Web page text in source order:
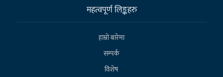
महत्वपूर्ण लिङ्कहरु
हाम्राे बारेमा
सम्पर्क
विशेष